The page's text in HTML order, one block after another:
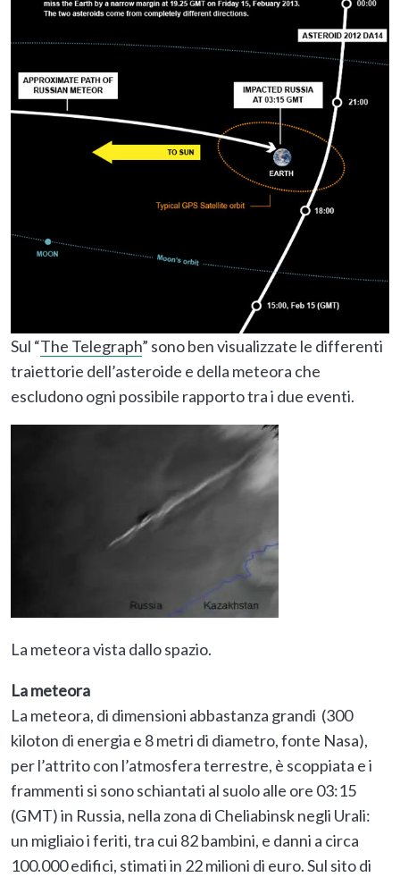
Sul “The Telegraph” sono ben visualizzate le differenti
traiettorie dell’asteroide e della meteora che
escludono ogni possibile rapporto tra i due eventi.
La meteora vista dallo spazio.
La meteora
La meteora, di dimensioni abbastanza grandi (300
kiloton di energia e 8 metri di diametro, fonte Nasa),
per l’attrito con l’atmosfera terrestre, è scoppiata e i
frammenti si sono schiantati al suolo alle ore 03:15
(GMT) in Russia, nella zona di Cheliabinsk negli Urali:
un migliaio i feriti, tra cui 82 bambini, e danni a circa
100.000 edifici, stimati in 22 milioni di euro. Sul sito di